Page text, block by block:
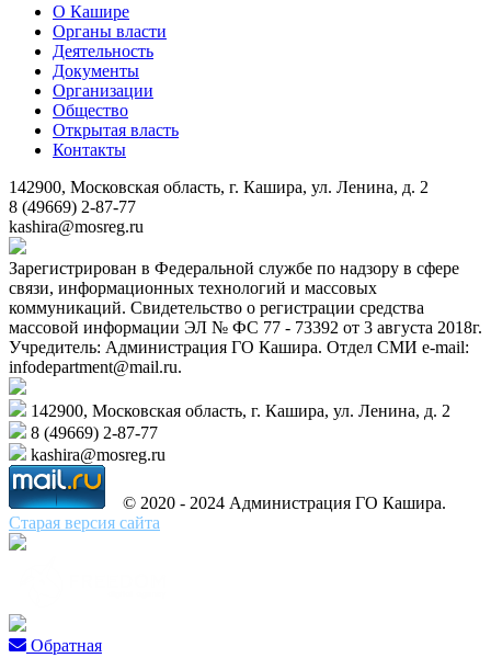
О Кашире
Органы власти
Деятельность
Документы
Организации
Общество
Открытая власть
Контакты
142900, Московская область, г. Кашира, ул. Ленина, д. 2
8 (49669) 2-87-77
kashira@mosreg.ru
Зарегистрирован в Федеральной службе по надзору в сфере
связи, информационных технологий и массовых
коммуникаций. Свидетельство о регистрации средства
массовой информации ЭЛ № ФС 77 - 73392 от 3 августа 2018г.
Учредитель: Администрация ГО Кашира. Отдел СМИ e-mail:
infodepartment@mail.ru.
142900, Московская область, г. Кашира, ул. Ленина, д. 2
8 (49669) 2-87-77
kashira@mosreg.ru
© 2020 - 2024 Администрация ГО Кашира.
Старая версия сайта
Обратная